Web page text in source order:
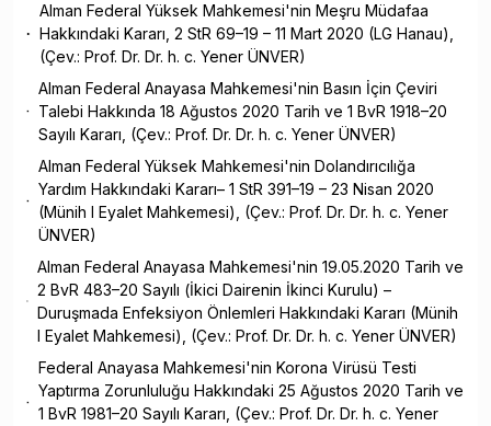
Alman Federal Yüksek Mahkemesi'nin Meşru Müdafaa
Hakkındaki Kararı, 2 StR 69–19 – 11 Mart 2020 (LG Hanau),
(Çev.: Prof. Dr. Dr. h. c. Yener ÜNVER)
Alman Federal Anayasa Mahkemesi'nin Basın İçin Çeviri
Talebi Hakkında 18 Ağustos 2020 Tarih ve 1 BvR 1918–20
Sayılı Kararı, (Çev.: Prof. Dr. Dr. h. c. Yener ÜNVER)
Alman Federal Yüksek Mahkemesi'nin Dolandırıcılığa
Yardım Hakkındaki Kararı– 1 StR 391–19 – 23 Nisan 2020
(Münih I Eyalet Mahkemesi), (Çev.: Prof. Dr. Dr. h. c. Yener
ÜNVER)
Alman Federal Anayasa Mahkemesi'nin 19.05.2020 Tarih ve
2 BvR 483–20 Sayılı (İkici Dairenin İkinci Kurulu) –
Duruşmada Enfeksiyon Önlemleri Hakkındaki Kararı (Münih
I Eyalet Mahkemesi), (Çev.: Prof. Dr. Dr. h. c. Yener ÜNVER)
Federal Anayasa Mahkemesi'nin Korona Virüsü Testi
Yaptırma Zorunluluğu Hakkındaki 25 Ağustos 2020 Tarih ve
1 BvR 1981–20 Sayılı Kararı, (Çev.: Prof. Dr. Dr. h. c. Yener